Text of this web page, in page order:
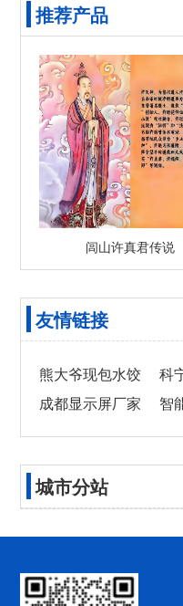
推荐产品
闾山许真君传说
友情链接
熊大爷现包水饺 科
成都显示屏厂家
智
城市分站